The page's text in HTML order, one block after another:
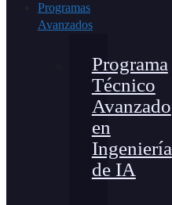
Programas
Avanzados
Programa
Técnico
Avanzado
en
Ingeniería
de IA